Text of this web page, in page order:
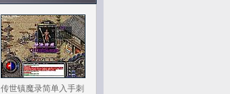
传世镇魔录简单入手刺